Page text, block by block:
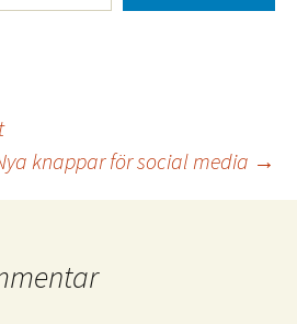
knappar för social media →